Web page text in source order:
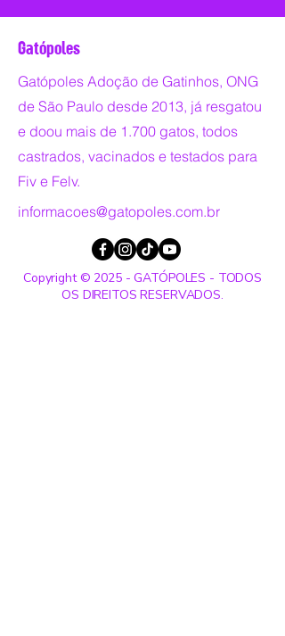
Gatópoles
Gatópoles Adoção de Gatinhos, ONG
de São Paulo desde 2013, já resgatou
e doou mais de 1.700 gatos, todos
castrados, vacinados e testados para
Fiv e Felv.
informacoes@gatopoles.com.br
Copyright © 2025 - GATÓPOLES - TODOS
OS DIREITOS RESERVADOS.